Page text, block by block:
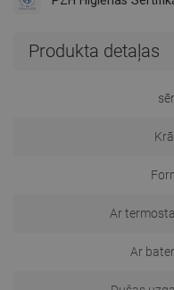
Produkta detaļas
Ar
Ar